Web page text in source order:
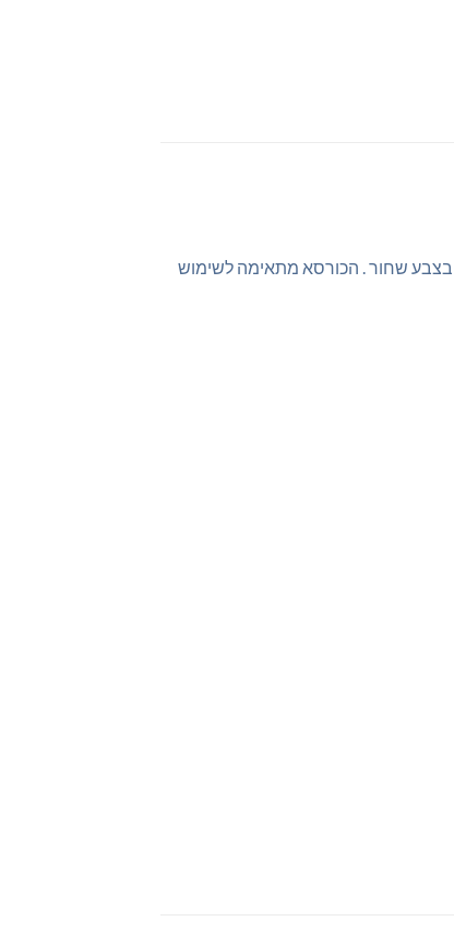
בצבע שחור . הכורסא מתאימה לשימוש